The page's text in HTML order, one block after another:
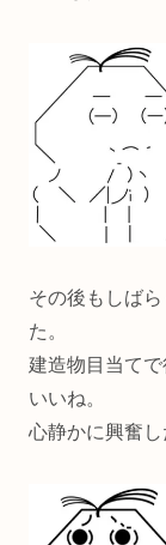
その後もしば
た。
建造物目当て
いいね。
心静かに興奮